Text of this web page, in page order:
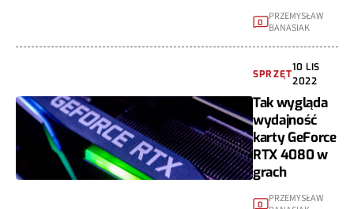
0 PRZEMYSŁAW
BANASIAK
SPRZĘT
10 LIS
2022
Tak wygląda
wydajność
karty GeForce
RTX 4080 w
grach
0
PRZEMYSŁAW